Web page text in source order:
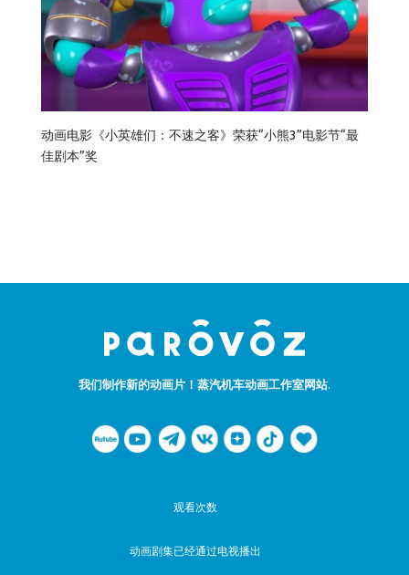
动画电影《小英雄们：不速之客》荣获“小熊3”电影节“最
佳剧本”奖
我们制作新的动画片！蒸汽机车动画工作室网站.
观看次数
动画剧集已经通过电视播出